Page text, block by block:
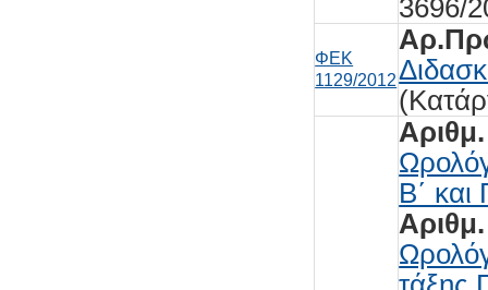
3696/
ΦΕΚ
1129/2012
Β΄ και